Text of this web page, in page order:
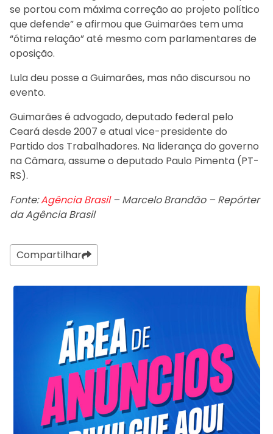
se portou com máxima correção ao projeto político
que defende” e afirmou que Guimarães tem uma
“ótima relação” até mesmo com parlamentares de
oposição.
Lula deu posse a Guimarães, mas não discursou no
evento.
Guimarães é advogado, deputado federal pelo
Ceará desde 2007 e atual vice-presidente do
Partido dos Trabalhadores. Na liderança do governo
na Câmara, assume o deputado Paulo Pimenta (PT-
RS).
Fonte:Agência Brasil– Marcelo Brandão – Repórter
da Agência Brasil
Compartilhar